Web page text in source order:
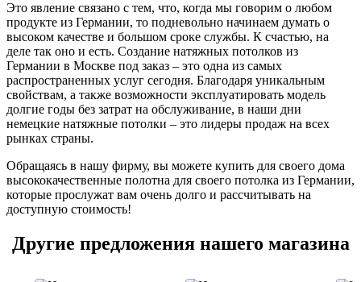
Это явление связано с тем, что, когда мы говорим о любом
продукте из Германии, то подневольно начинаем думать о
высоком качестве и большом сроке службы. К счастью, на
деле так оно и есть. Создание натяжных потолков из
Германии в Москве под заказ – это одна из самых
распространенных услуг сегодня. Благодаря уникальным
свойствам, а также возможности эксплуатировать модель
долгие годы без затрат на обслуживание, в наши дни
немецкие натяжные потолки – это лидеры продаж на всех
рынках страны.
Обращаясь в нашу фирму, вы можете купить для своего дома
высококачественные полотна для своего потолка из Германии,
которые прослужат вам очень долго и рассчитывать на
доступную стоимость!
Другие предложения нашего магазина